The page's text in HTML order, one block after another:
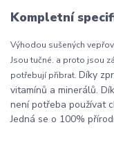
Kompletní
Výhodou sušených
Jsou tučné. a proto jsou
potřebují přibrat. Díky
vitamínů a minerálů.
není potřeba používat
Jedná se o 100%